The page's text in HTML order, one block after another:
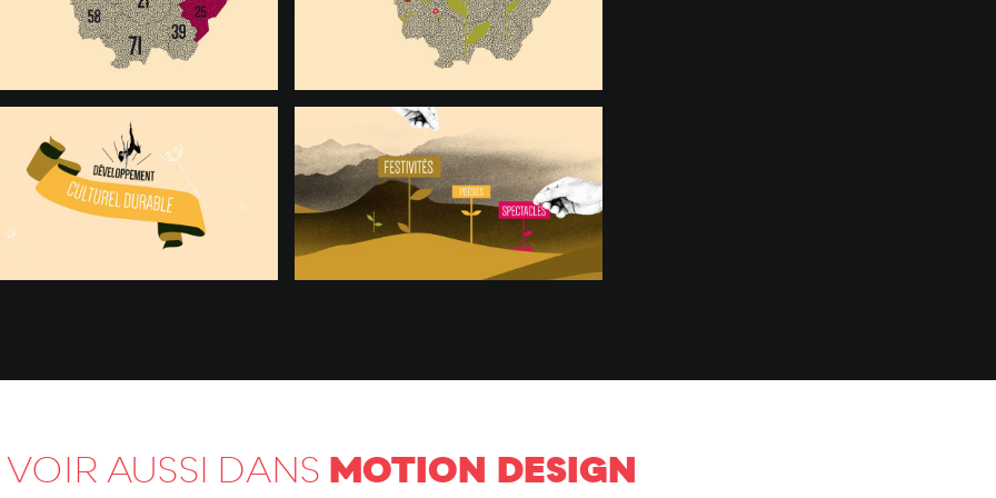
AUSSI DANS MOTION DESIGN